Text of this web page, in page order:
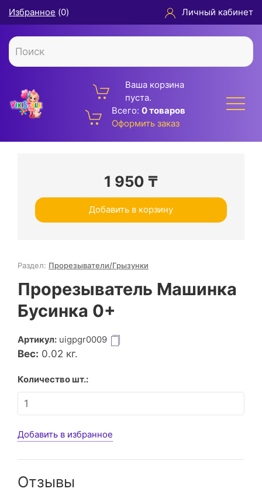
Избранное (0) Личный кабинет
Ваша корзина
пуста.
Всего: 0 товаров
Оформить заказ
1 950 ₸
Добавить в корзину
Раздел: Прорезыватели/Грызунки
Прорезыватель Машинка
Бусинка 0+
Артикул: uigpgr0009
Вес: 0.02 кг.
Количество шт.:
Добавить в избранное
Отзывы